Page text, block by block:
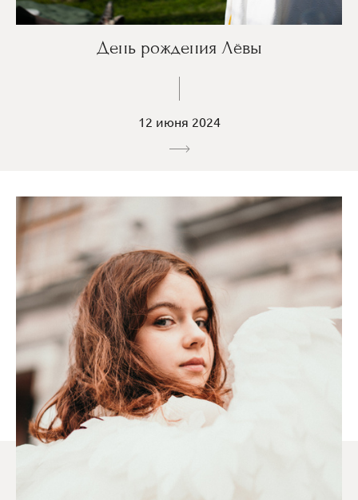
День рождения Лёвы
12 июня 2024